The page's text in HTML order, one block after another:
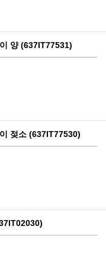
양 (637IT77531)
젖소 (637IT77530)